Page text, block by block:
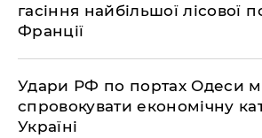
гасіння найбільшої лісової
Франції
Удари РФ по портах Одеси
спровокувати економічну
Україні